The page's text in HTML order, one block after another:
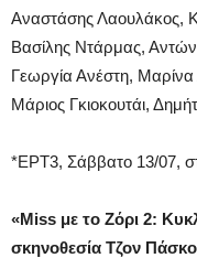
Αναστάσης Λαουλάκος,
Βασίλης Ντάρμας,
Γεωργία Ανέστη,
Μάριος Γκιοκουτάι,
*ΕΡΤ3, Σάββατο 13/07,
«Miss με το Ζόρι 2:
σκηνοθεσία Τζον